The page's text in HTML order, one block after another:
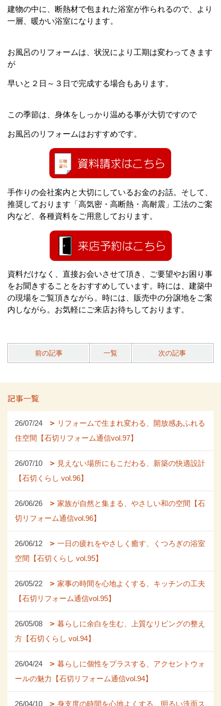
建物の中に、断熱材で包まれた浴室が作られるので、より
一層、暖かい浴室になります。
お風呂のリフォームは、状況により工期は変わってきます
が
早いと２日～３日で完成する場合もあります。
この季節は、身体をしっかり温める事が大切ですので
お風呂のリフォームはおすすめです。
手作りの会社案内と大切にしているお金のお話。そして、
推奨しております「高気密・高断熱・高耐震」工法のご案
内など、各種資料をご用意しております。
資料だけなく、直接お会いさせて頂き、ご要望やお困り事
をお聞きすることをおすすめしています。時には、建築中
の現場をご覧頂きながら。時には、販売中の分譲地をご案
内しながら。お気軽にご来店お待ちしております。
前の記事 一覧 次の記事
記事一覧
26/07/24
リフォームで生まれ変わる、開放感あふれる
住空間【石切リフォーム通信vol.97】
26/07/10
見えない場所にもこだわる、新築の快適設計
【石切くらし vol.96】
26/06/26
家族が自然と集まる、やさしい和の空間【石
切リフォーム通信vol.96】
26/06/12
一日の疲れをやさしく癒す、くつろぎの浴室
空間【石切くらし vol.95】
26/05/22
家事の時間を心地よくする、キッチンの工夫
【石切リフォーム通信vol.95】
26/05/08
暮らしに余白を生む、上質なリビングの整え
方【石切くらし vol.94】
26/04/24
暮らしに個性をプラスする、アクセントウォ
ールの魅力【石切リフォーム通信vol.94】
26/04/10
身支度の時間を心地よくする、明るい洗面ス